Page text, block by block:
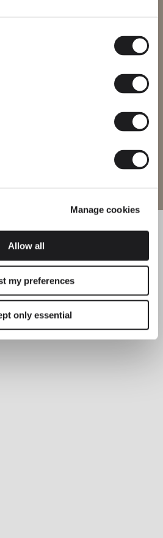
Manage cookies
Allow all
my preferences
only essential
web correspondant à votre région afin
locales. Notez que certains produits
dans toutes les régions.